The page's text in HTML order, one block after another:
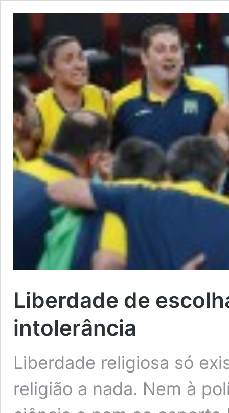
Liberdade de
intolerância
Liberdade religiosa só
religião a nada. Nem à